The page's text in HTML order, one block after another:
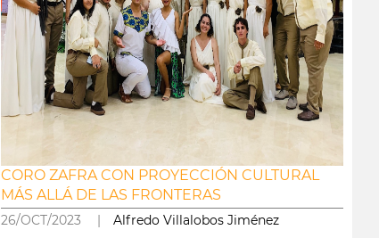
CORO ZAFRA CON PROYECCIÓN CULTURAL
MÁS ALLÁ DE LAS FRONTERAS
26/OCT/2023 | Alfredo Villalobos Jiménez